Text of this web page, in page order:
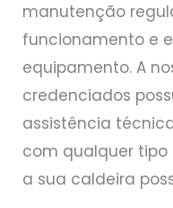
manutenção
funcionamento e
equipamento. A
credenciados
assistência
com qualquer
a sua caldeira